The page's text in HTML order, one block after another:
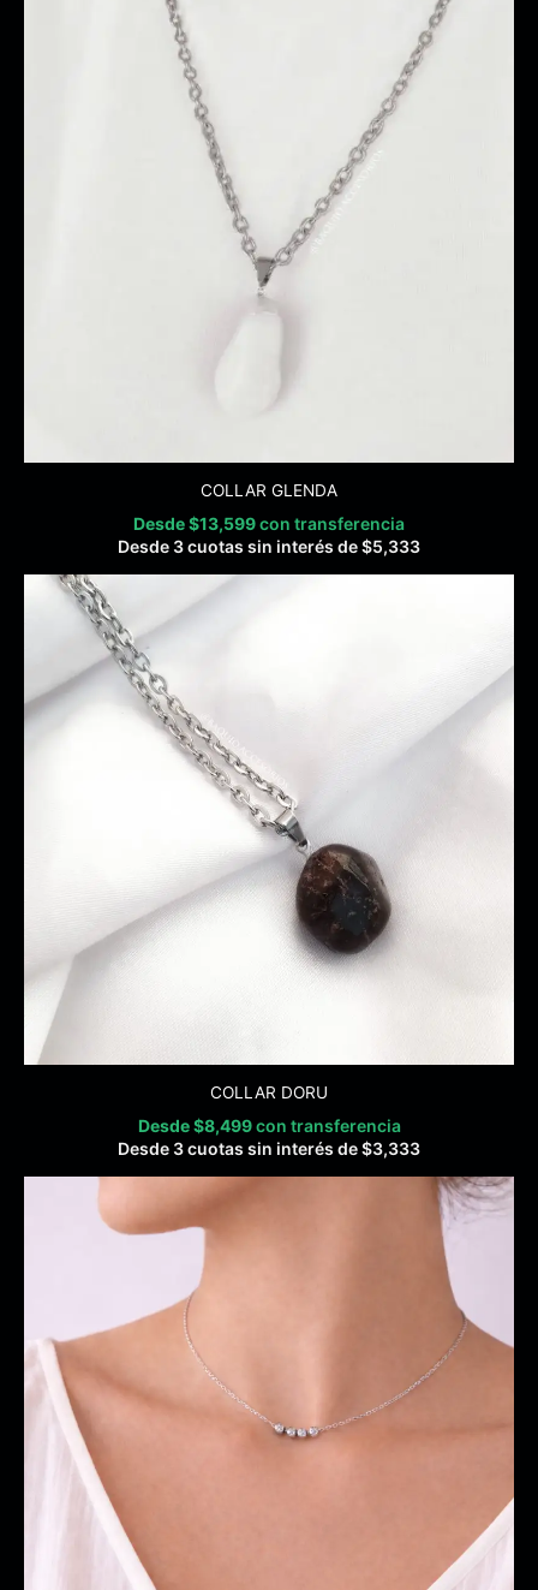
COLLAR GLENDA
Desde$13,599con transferencia
Desde 3 cuotas sin interés de$5,333
COLLAR DORU
Desde$8,499 con transferencia
Desde 3 cuotas sin interés de$3,333